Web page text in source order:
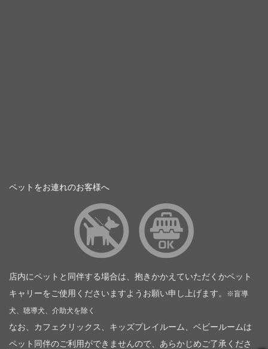
ペットをお連れのお客様へ
店内にペットと同伴する場合は、抱きかかえていただくかペット
キャリーをご使用くださいますようお願い申し上げます。
※盲導
犬、聴導犬、介助犬を除く
なお、カフェクリックス、キッズプレイルーム、ベビールームは
ペット同伴のご利用ができませんので、あらかじめご了承くださ